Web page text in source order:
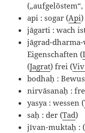
(„aufgelöstem“,
api : sogar (Api)
jāgarti : wach
jāgrad-
Eigenschaften (
(Jagrat) frei (
bodhaḥ :
nirvāsanaḥ :
yasya : wessen (
saḥ : der (Tad)
jīvan-muktaḥ :